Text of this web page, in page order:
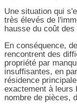
Une situation qui
très élevés de
hausse du coût
En conséquence,
rencontrent des
propriété par
insuffisantes, en
résidence
exactement à leurs
nombre de pièces,